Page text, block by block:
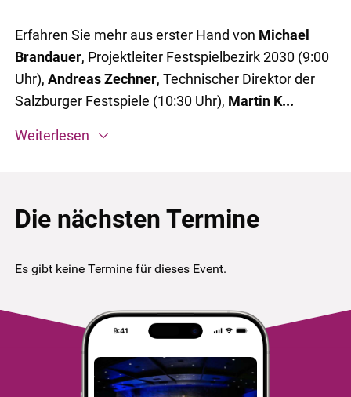
Erfahren Sie mehr aus erster Hand von Michael
Brandauer, Projektleiter Festspielbezirk 2030 (9:00
Uhr), Andreas Zechner, Technischer Direktor der
Salzburger Festspiele (10:30 Uhr), Martin K...
Weiterlesen
Die nächsten Termine
Es gibt keine Termine für dieses Event.